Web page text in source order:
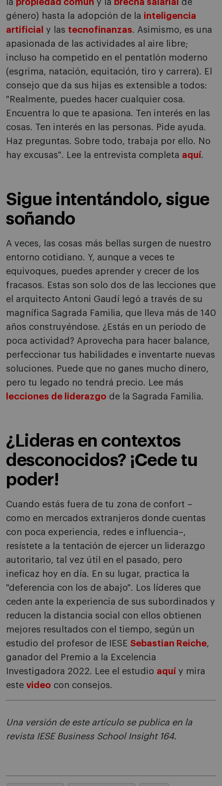
la propiedad común y la brecha salarial
de
género) hasta la adopción de la inteligencia
artificial
y las tecnofinanzas. Asimismo, es una
apasionada de las actividades al aire libre;
incluso ha competido en el pentatlón moderno
(esgrima, natación, equitación, tiro y carrera). El
consejo que da sus hijas es extensible a todos:
"Realmente, puedes hacer cualquier cosa.
Encuentra lo que te apasiona. Ten interés en las
cosas. Ten interés en las personas. Pide ayuda.
Haz preguntas. Sobre todo, trabaja por ello. No
hay excusas". Lee la entrevista completa aquí.
Sigue intentándolo, sigue
soñando
A veces, las cosas más bellas surgen de nuestro
entorno cotidiano. Y, aunque a veces te
equivoques, puedes aprender y crecer de los
fracasos. Estas son solo dos de las lecciones que
el arquitecto Antoni Gaudí legó a través de su
magnífica Sagrada Familia, que lleva más de 140
años construyéndose. ¿Estás en un período de
poca actividad? Aprovecha para hacer balance,
perfeccionar tus habilidades e inventarte nuevas
soluciones. Puede que no ganes mucho dinero,
pero tu legado no tendrá precio. Lee más
lecciones de liderazgo de la Sagrada Familia.
¿Lideras en contextos
desconocidos? ¡Cede tu
poder!
Cuando estás fuera de tu zona de confort –
como en mercados extranjeros donde cuentas
con poca experiencia, redes e influencia–,
resístete a la tentación de ejercer un liderazgo
autoritario, tal vez útil en el pasado, pero
ineficaz hoy en día. En su lugar, practica la
"deferencia con los de abajo". Los líderes que
ceden ante la experiencia de sus subordinados y
reducen la distancia social con ellos obtienen
mejores resultados con el tiempo, según un
estudio del profesor de IESE Sebastian Reiche,
ganador del Premio a la Excelencia
Investigadora 2022. Lee el estudio aquí y mira
este video con consejos.
Una versión de este artículo se publica en la
revista IESE Business School Insight 164.